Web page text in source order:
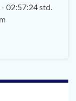
02:57:24 std.